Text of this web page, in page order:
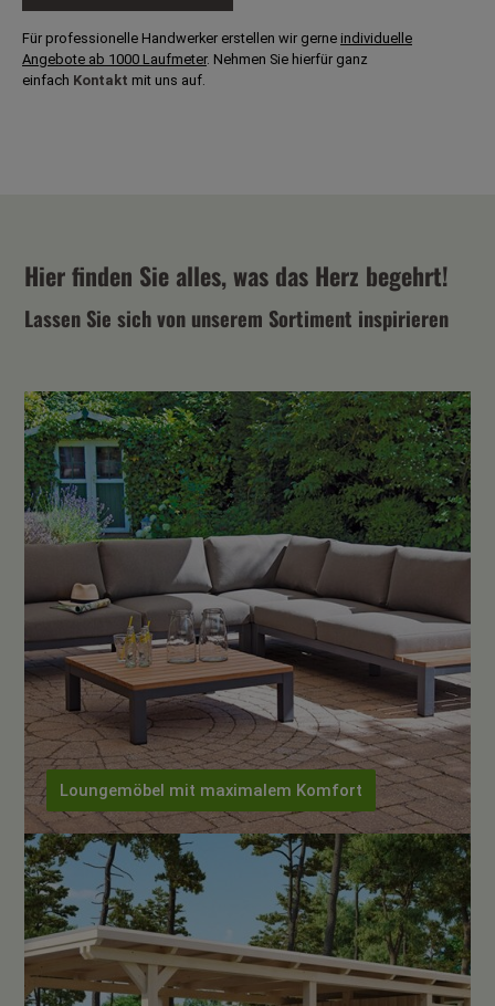
Für professionelle Handwerker erstellen wir gerne individuelle
Angebote ab 1000 Laufmeter. Nehmen Sie hierfür ganz
einfach Kontakt mit uns auf.
Hier finden Sie alles, was das Herz begehrt!
Lassen Sie sich von unserem Sortiment inspirieren
Loungemöbel mit maximalem Komfort